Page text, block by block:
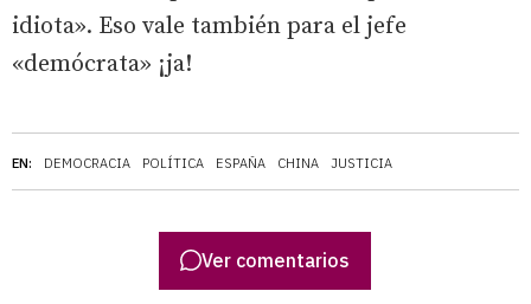
EN: DEMOCRACIA POLÍTICA ESPAÑA CHINA JUSTICIA
idiota». Eso vale también para el jefe
«demócrata» ¡ja!
Ver comentarios